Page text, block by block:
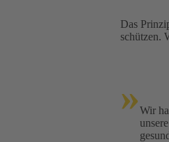
Das
schützen.
»Wir